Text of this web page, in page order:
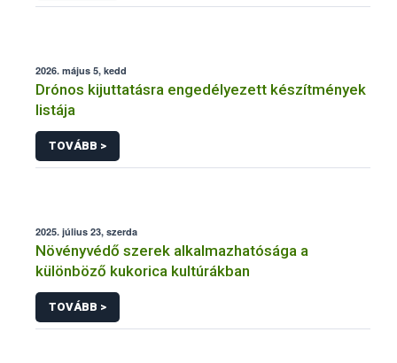
eljárásba
2026. május 5, kedd
Drónos kijuttatásra engedélyezett készítmények
listája
TOVÁBB >
2025. július 23, szerda
Növényvédő szerek alkalmazhatósága a
különböző kukorica kultúrákban
TOVÁBB >